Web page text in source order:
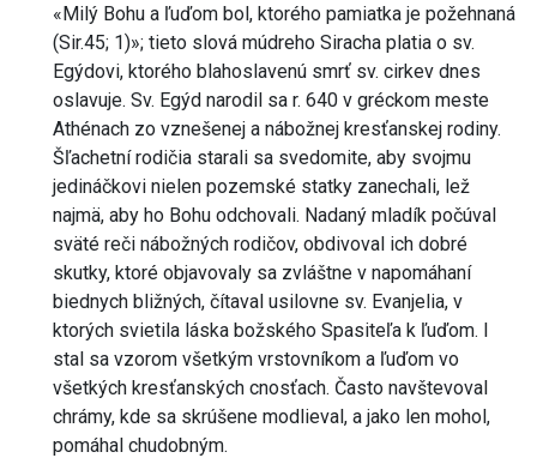
«Milý Bohu a ľuďom bol, ktorého pamiatka je požehnaná
(Sir.45; 1)»; tieto slová múdreho Siracha platia o sv.
Egýdovi, ktorého blahoslavenú smrť sv. cirkev dnes
oslavuje. Sv. Egýd narodil sa r. 640 v gréckom meste
Athénach zo vznešenej a nábožnej kresťanskej rodiny.
Šľachetní rodičia starali sa svedomite, aby svojmu
jedináčkovi nielen pozemské statky zanechali, lež
najmä, aby ho Bohu odchovali. Nadaný mladík počúval
sväté reči nábožných rodičov, obdivoval ich dobré
skutky, ktoré objavovaly sa zvláštne v napomáhaní
biednych bližných, čítaval usilovne sv. Evanjelia, v
ktorých svietila láska božského Spasiteľa k ľuďom. I
stal sa vzorom všetkým vrstovníkom a ľuďom vo
všetkých kresťanských cnosťach. Často navštevoval
chrámy, kde sa skrúšene modlieval, a jako len mohol,
pomáhal chudobným.